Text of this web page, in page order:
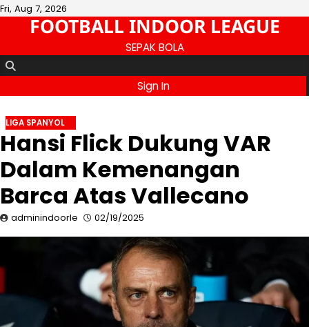
Skip
Fri, Aug 7, 2026
FOOTBALL INDOOR LEAGUE
SEPAK BOLA
Sign In
LIGA SPANYOL
Hansi Flick Dukung VAR
Dalam Kemenangan
Barca Atas Vallecano
adminindoorle 02/19/2025